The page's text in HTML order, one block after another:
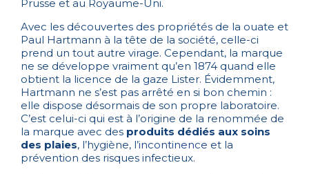
Prusse et au Royaume-Uni.
Avec les découvertes des propriétés de la ouate et
Paul Hartmann à la tête de la société, celle-ci
prend un tout autre virage. Cependant, la marque
ne se développe vraiment qu’en 1874 quand elle
obtient la licence de la gaze Lister. Évidemment,
Hartmann ne s’est pas arrêté en si bon chemin :
elle dispose désormais de son propre laboratoire.
C’est celui-ci qui est à l’origine de la renommée de
la marque avec des produits dédiés aux soins
des plaies, l’hygiène, l’incontinence et la
prévention des risques infectieux.